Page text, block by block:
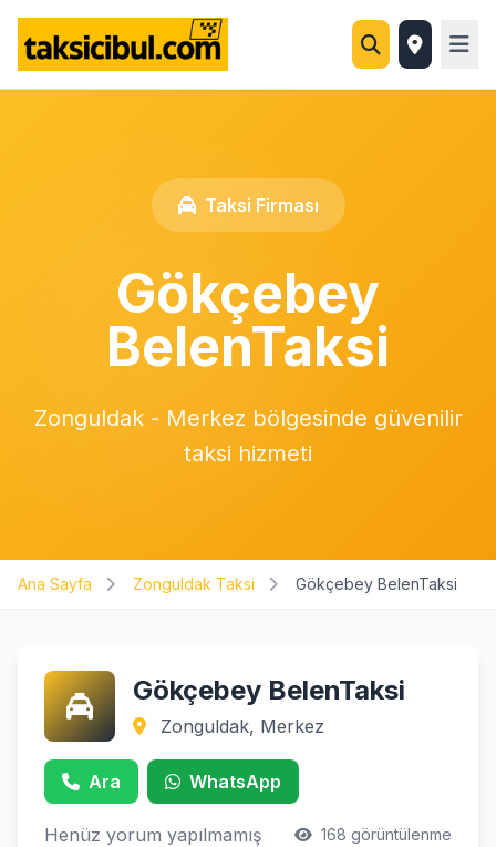
Taksi Firması
Gökçebey
BelenTaksi
Zonguldak - Merkez bölgesinde güvenilir
taksi hizmeti
Ana Sayfa Zonguldak Taksi Gökçebey BelenTaksi
Gökçebey BelenTaksi
Zonguldak, Merkez
Ara WhatsApp
Henüz yorum yapılmamış 168 görüntülenme